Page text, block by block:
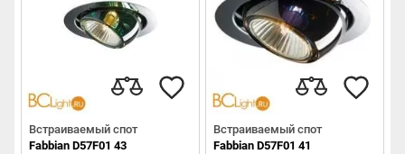
Встраиваемый спот
Fabbian D57F01 43
Встраиваемый спот
Fabbian D57F01 41